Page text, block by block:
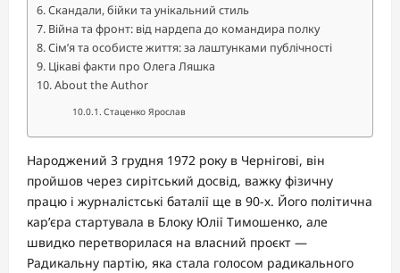
Скандали, бійки та унікальний стиль
Війна та фронт: від нардепа до командира полку
Сім’я та особисте життя: за лаштунками публічності
Цікаві факти про Олега Ляшка
About the Author
Стаценко Ярослав
Народжений 3 грудня 1972 року в Чернігові, він
пройшов через сирітський досвід, важку фізичну
працю і журналістські баталії ще в 90-х. Його політична
кар’єра стартувала в Блоку Юлії Тимошенко, але
швидко перетворилася на власний проєкт —
Радикальну партію, яка стала голосом радикального